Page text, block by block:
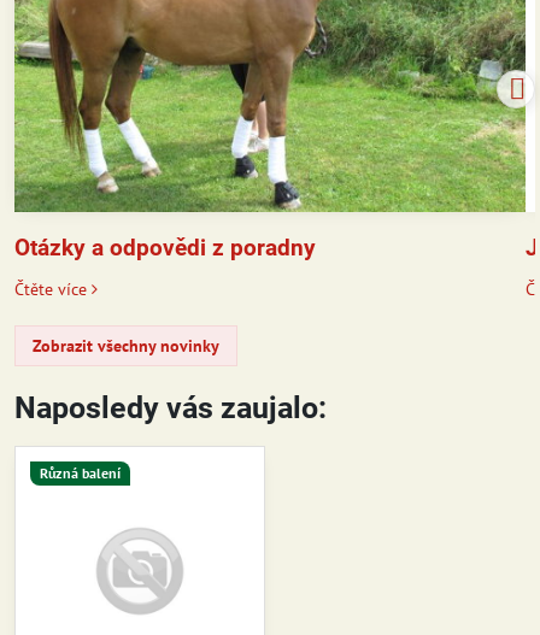
Otázky a odpovědi z poradny
Čtěte více
Zobrazit všechny novinky
Naposledy vás zaujalo:
Různá balení